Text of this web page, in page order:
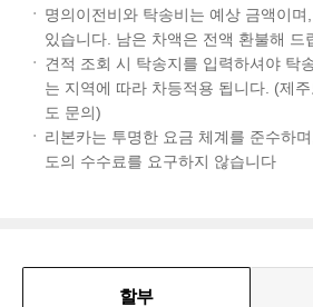
명의이전비와 탁송비는 예상 금액이
있습니다. 남은 차액은 전액 환불해 드
견적 조회 시 탁송지를 입력하셔야 탁
는 지역에 따라 차등적용 됩니다. (제
도 문의)
리본카는 투명한 요금 체계를 준수하
도의 수수료를 요구하지 않습니다
할부